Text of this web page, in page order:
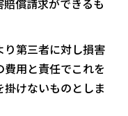
償請求ができるも
第三者に対し損害
用と責任でこれを
けないものとしま